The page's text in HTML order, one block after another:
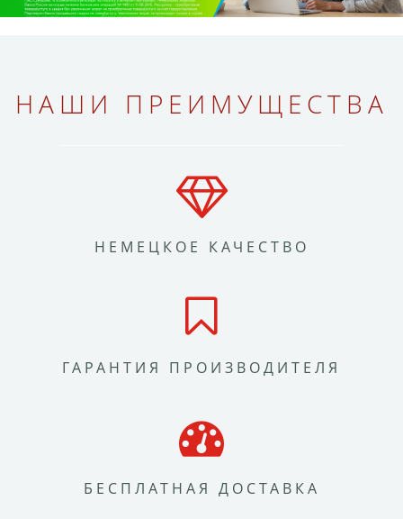
НАШИ ПРЕИМУЩЕСТВА
НЕМЕЦКОЕ КАЧЕСТВО
ГАРАНТИЯ ПРОИЗВОДИТЕЛЯ
БЕСПЛАТНАЯ ДОСТАВКА